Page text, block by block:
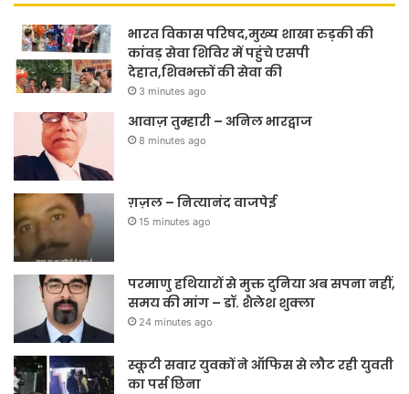
भारत विकास परिषद,मुख्य शाखा रुड़की की
कांवड़ सेवा शिविर में पहुंचे एसपी
देहात,शिवभक्तों की सेवा की
3 minutes ago
आवाज़ तुम्हारी – अनिल भारद्वाज
8 minutes ago
ग़ज़ल – नित्यानंद वाजपेई
15 minutes ago
परमाणु हथियारों से मुक्त दुनिया अब सपना नहीं,
समय की मांग – डॉ. शैलेश शुक्ला
24 minutes ago
स्कूटी सवार युवकों ने ऑफिस से लौट रही युवती
का पर्स छिना